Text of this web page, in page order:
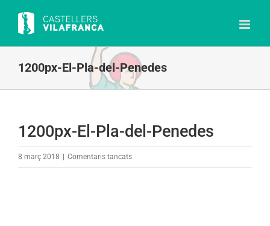
content
1200px-El-Pla-del-Penedes
1200px-El-Pla-del-Penedes
8 març 2018 Comentaris tancatsa